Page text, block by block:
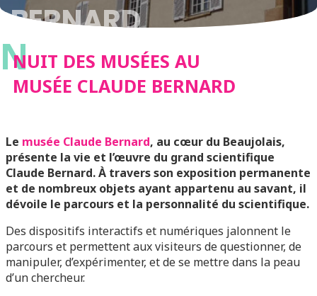
BERNARD
N
NUIT DES MUSÉES AU
MUSÉE CLAUDE BERNARD
Le musée Claude Bernard, au cœur du Beaujolais,
présente la vie et l’œuvre du grand scientifique
Claude Bernard.À travers son exposition permanente
et de nombreux objets ayant appartenu au savant, il
dévoile le parcours et la personnalité du scientifique.
Des dispositifs interactifs et numériques jalonnent le
parcours et permettent aux visiteurs de questionner, de
manipuler, d’expérimenter, et de se mettre dans la peau
d’un chercheur.